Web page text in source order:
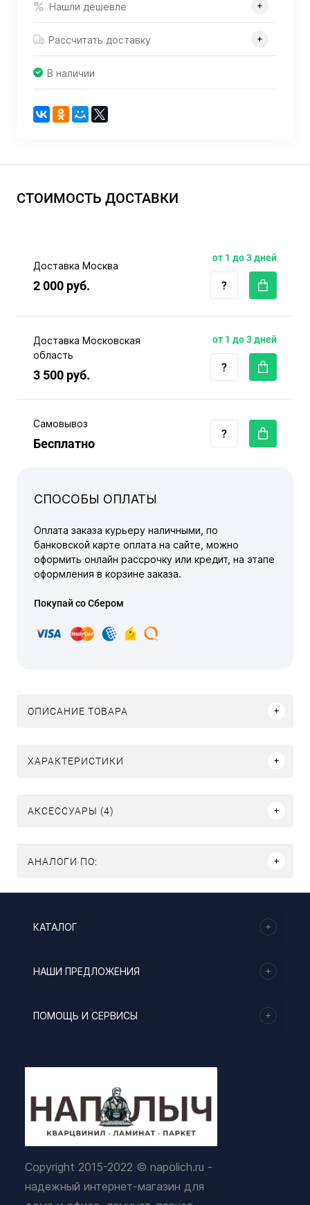
Нашли дешевле
Рассчитать доставку
В наличии
СТОИМОСТЬ ДОСТАВКИ
Доставка Москва
2 000 руб.
от 1 до 3 дней
Доставка Московская
область
3 500 руб.
от 1 до 3 дней
Самовывоз
Бесплатно
СПОСОБЫ ОПЛАТЫ
Оплата заказа курьеру наличными, по
банковской карте оплата на сайте, можно
оформить онлайн рассрочку или кредит, на этапе
оформления в корзине заказа.
Покупай со Сбером
ОПИСАНИЕ ТОВАРА
ХАРАКТЕРИСТИКИ
АКСЕССУАРЫ (4)
АНАЛОГИ ПО:
КАТАЛОГ
НАШИ ПРЕДЛОЖЕНИЯ
ПОМОЩЬ И СЕРВИСЫ
Copyright 2015-2022 © napolich.ru -
надежный интернет-магазин для